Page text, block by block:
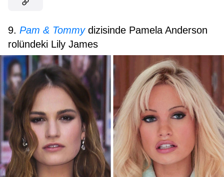
9. Pam & Tommy dizisinde Pamela Anderson
rolündeki Lily James